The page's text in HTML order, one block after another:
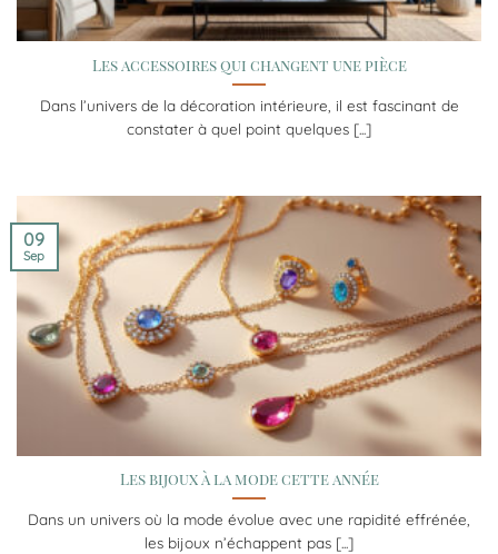
Les accessoires qui changent une pièce
Dans l’univers de la décoration intérieure, il est fascinant de
constater à quel point quelques [...]
Les bijoux à la mode cette année
Dans un univers où la mode évolue avec une rapidité effrénée,
les bijoux n’échappent pas [...]
09
Sep